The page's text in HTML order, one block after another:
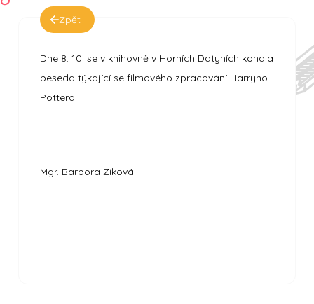
Zpět
Dne 8. 10. se v knihovně v Horních Datyních konala
beseda týkající se filmového zpracování Harryho
Pottera.
Mgr. Barbora Zíková